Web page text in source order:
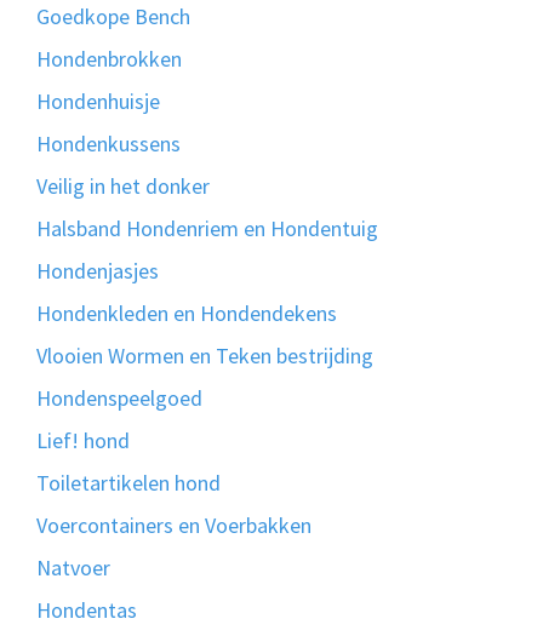
Goedkope Bench
Hondenbrokken
Hondenhuisje
Hondenkussens
Veilig in het donker
Halsband Hondenriem en Hondentuig
Hondenjasjes
Hondenkleden en Hondendekens
Vlooien Wormen en Teken bestrijding
Hondenspeelgoed
Lief! hond
Toiletartikelen hond
Voercontainers en Voerbakken
Natvoer
Hondentas